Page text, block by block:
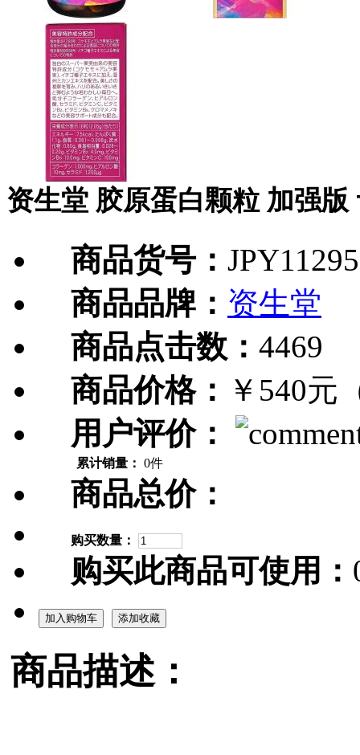
资生堂 胶原蛋白颗粒 加强
商品货号：
商品品牌： 资生堂
商品点击数： 4469
商品价格： ￥540元
用户评价：
累计销量： 0件
商品总价：
购买数量：
购买此商品可使用：
加入购物车 添加收藏
商品描述：